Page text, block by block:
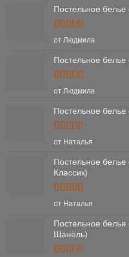
Постельное
Оценка5
от Людмила
Постельное
Оценка5
от Людмила
Постельное
Оценка5
от Наталья
Постельное
Классик)
Оценка5
от Наталья
Постельное
Шанель)